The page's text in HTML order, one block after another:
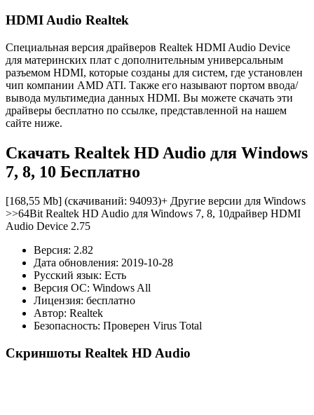
HDMI Audio Realtek
Специальная версия драйверов Realtek HDMI Audio Device
для материнских плат с дополнительным универсальным
разъемом HDMI, которые созданы для систем, где установлен
чип компании AMD ATI. Также его называют портом ввода/
вывода мультимедиа данных HDMI. Вы можете скачать эти
драйверы бесплатно по ссылке, представленной на нашем
сайте ниже.
Скачать Realtek HD Audio для Windows
7, 8, 10 Бесплатно
[168,55 Mb] (cкачиваний: 94093)+ Другие версии для Windows
>>64Bit Realtek HD Audio для Windows 7, 8, 10драйвер HDMI
Audio Device 2.75
Версия: 2.82
Дата обновления: 2019-10-28
Русский язык: Есть
Версия ОС: Windows All
Лицензия: бесплатно
Автор: Realtek
Безопасность: Проверен Virus Total
Скриншоты Realtek HD Audio